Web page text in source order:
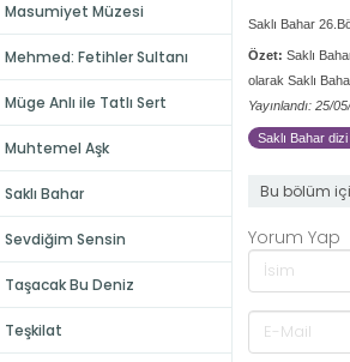
Masumiyet Müzesi
Mehmed: Fetihler Sultanı
Müge Anlı ile Tatlı Sert
Muhtemel Aşk
Saklı Bahar
Sevdiğim Sensin
Taşacak Bu Deniz
Teşkilat
Saklı Bahar
Özet: Saklı
olarak Saklı
Yayınlandı: 25/
Saklı Bahar
Bu bölüm
Yorum Yap